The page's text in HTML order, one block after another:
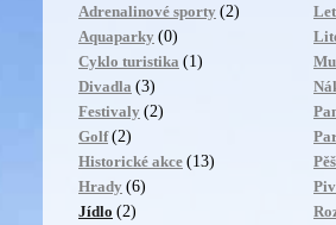
Adrenalinové sporty (2)
Aquaparky (0)
Cyklo turistika (1)
Divadla (3)
Festivaly (2)
Golf (2)
Historické akce (13)
Hrady (6)
Jídlo (2)